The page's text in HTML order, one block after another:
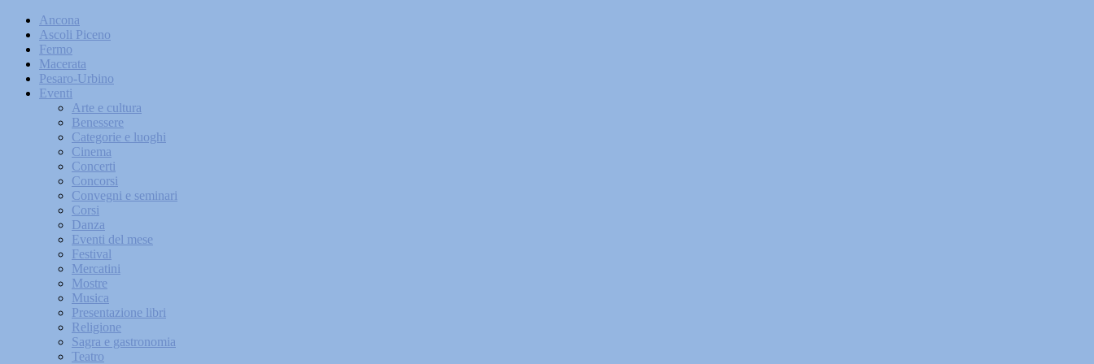
Ancona
Ascoli Piceno
Fermo
Macerata
Pesaro-Urbino
Eventi
Arte e cultura
Benessere
Categorie e luoghi
Cinema
Concerti
Concorsi
Convegni e seminari
Corsi
Danza
Eventi del mese
Festival
Mercatini
Mostre
Musica
Presentazione libri
Religione
Sagra e gastronomia
Teatro